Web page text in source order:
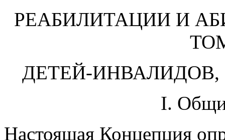
РЕАБИЛИТАЦИИ И
ДЕТЕЙ-
I.